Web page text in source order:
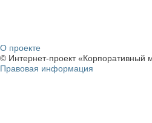
О проекте
© Интернет-проект «Корпоративный
Правовая информация